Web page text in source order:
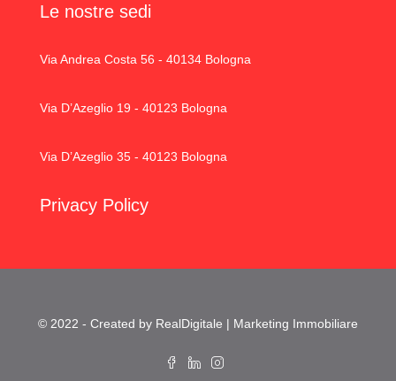
Le nostre sedi
Via Andrea Costa 56 - 40134 Bologna
Via D’Azeglio 19 - 40123 Bologna
Via D’Azeglio 35 - 40123 Bologna
Privacy Policy
© 2022 - Created by RealDigitale | Marketing Immobiliare